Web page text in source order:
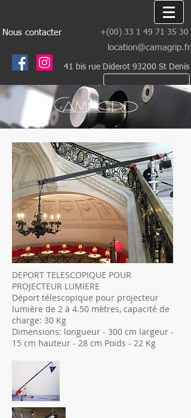
Nous contacter +(00) 33 1 49 71 35 30
location@camagrip.fr
41 bis rue Diderot 93200 St Denis
DEPORT TELESCOPIQUE POUR
PROJECTEUR LUMIERE
Déport télescopique pour projecteur
lumière de 2 à 4.50 mètres, capacité de
charge: 30 Kg
Dimensions: longueur - 300 cm largeur -
15 cm hauteur - 28 cm Poids - 22 Kg